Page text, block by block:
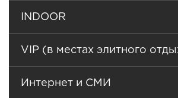
INDOOR
VIP (в местах элитного
Интернет и СМИ